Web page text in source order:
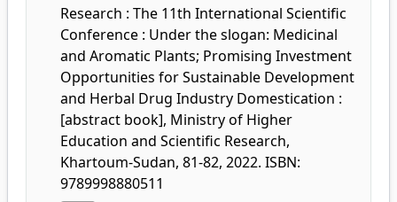
Research : The 11th International Scientific
Conference : Under the slogan: Medicinal
and Aromatic Plants; Promising Investment
Opportunities for Sustainable Development
and Herbal Drug Industry Domestication :
[abstract book], Ministry of Higher
Education and Scientific Research,
Khartoum-Sudan, 81-82, 2022. ISBN:
9789998880511